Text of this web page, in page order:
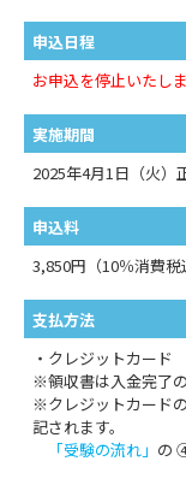
申込日程
お申込を停止いたしま
実施期間
2025年4月1日（火）
申込料
3,850円（10％消費税
支払方法
・クレジットカード
※領収書は入金完了
※クレジットカード
記されます。
「受験の流れ」 の